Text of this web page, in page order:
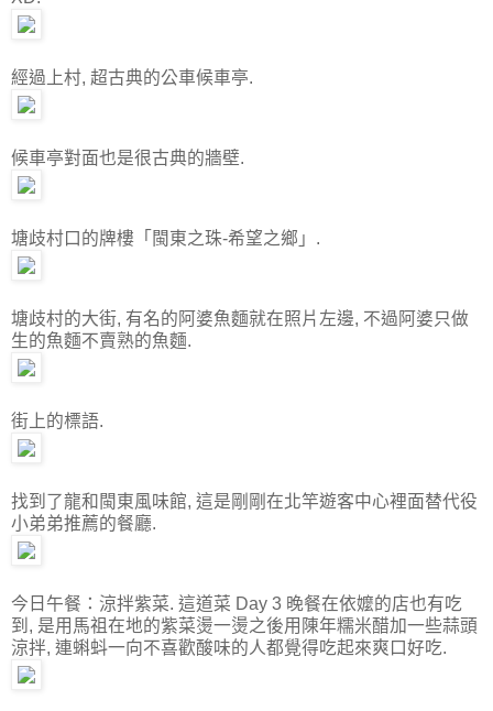
經過上村, 超古典的公車候車亭.
候車亭對面也是很古典的牆壁.
塘歧村口的牌樓「閩東之珠-希望之鄉」.
塘歧村的大街, 有名的阿婆魚麵就在照片左邊, 不過阿婆只做
生的魚麵不賣熟的魚麵.
街上的標語.
找到了龍和閩東風味館, 這是剛剛在北竿遊客中心裡面替代役
小弟弟推薦的餐廳.
今日午餐：涼拌紫菜. 這道菜 Day 3 晚餐在依嬤的店也有吃
到, 是用馬祖在地的紫菜燙一燙之後用陳年糯米醋加一些蒜頭
涼拌, 連蝌蚪一向不喜歡酸味的人都覺得吃起來爽口好吃.